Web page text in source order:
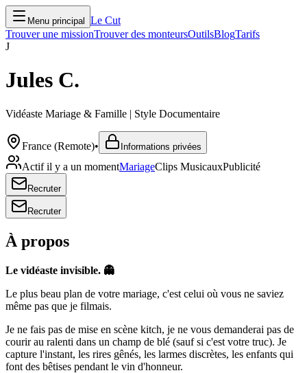
Menu principal
Le Cut
Trouver une missionTrouver des monteursOutilsBlogTarifs
J
Jules C.
Vidéaste Mariage & Famille | Style Documentaire
France (Remote)• Informations privées
Actif il y a un momentMariageClips MusicauxPublicité
Recruter
Recruter
À propos
Le vidéaste invisible. 👻
Le plus beau plan de votre mariage, c'est celui où vous ne saviez
même pas que je filmais.
Je ne fais pas de mise en scène kitch, je ne vous demanderai pas de
courir au ralenti dans un champ de blé (sauf si c'est votre truc). Je
capture l'instant, les rires gênés, les larmes discrètes, les enfants qui
font des bêtises pendant le vin d'honneur.